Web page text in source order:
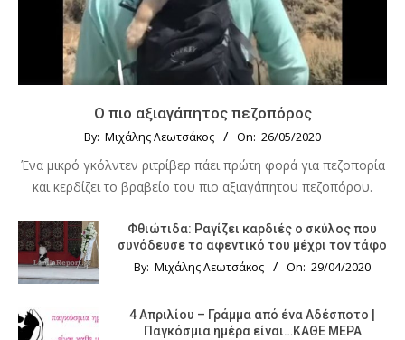
Ο πιο αξιαγάπητος πεζοπόρος
By: Μιχάλης Λεωτσάκος On: 26/05/2020
Ένα μικρό γκόλντεν ριτρίβερ πάει πρώτη φορά για πεζοπορία
και κερδίζει το βραβείο του πιο αξιαγάπητου πεζοπόρου.
Φθιώτιδα: Ραγίζει καρδιές ο σκύλος που
συνόδευσε το αφεντικό του μέχρι τον τάφο
By: Μιχάλης Λεωτσάκος On: 29/04/2020
4 Απριλίου – Γράμμα από ένα Αδέσποτο |
Παγκόσμια ημέρα είναι…ΚΑΘΕ ΜΕΡΑ